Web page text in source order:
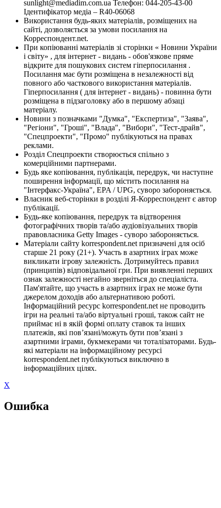
sunlight@mediadim.com.ua Телефон: 044-205-43-00
Ідентифікатор медіа – R40-06068
Використання будь-яких матеріалів, розміщених на
сайті, дозволяється за умови посилання на
Корреспондент.net.
При копіюванні матеріалів зі сторінки « Новини України
і світу» , для інтернет - видань - обов'язкове пряме
відкрите для пошукових систем гіперпосилання .
Посилання має бути розміщена в незалежності від
повного або часткового використання матеріалів.
Гіперпосилання ( для інтернет - видань) - повинна бути
розміщена в підзаголовку або в першому абзаці
матеріалу.
Новини з позначками "Думка", "Експертиза", "Заява",
"Регіони", "Гроші", "Влада", "Вибори", "Тест-драйв",
"Спецпроекти", "Промо" публікуються на правах
реклами.
Розділ Спецпроекти створюється спільно з
комерційними партнерами.
Будь яке копіювання, публікація, передрук, чи наступне
поширення інформації, що містить посилання на
"Інтерфакс-Україна", EPA / UPG, суворо забороняється.
Власник веб-сторінки в розділі Я-Корреспондент є автор
публікації.
Будь-яке копіювання, передрук та відтворення
фотографічних творів та/або аудіовізуальних творів
правовласника Getty Images - суворо забороняється.
Матеріали сайту korrespondent.net призначені для осіб
старше 21 року (21+). Участь в азартних іграх може
викликати ігрову залежність. Дотримуйтесь правил
(принципів) відповідальної гри. При виявленні перших
ознак залежності негайно зверніться до спеціаліста.
Пам'ятайте, що участь в азартних іграх не може бути
джерелом доходів або альтернативою роботі.
Інформаційний ресурс korrespondent.net не проводить
ігри на реальні та/або віртуальні гроші, також сайт не
приймає ні в якій формі оплату ставок та інших
платежів, які пов’язані/можуть бути пов’язані з
азартними іграми, букмекерами чи тоталізаторами. Будь-
які матеріали на інформаційному ресурсі
korrespondent.net публікуються виключно в
інформаційних цілях.
X
Ошибка